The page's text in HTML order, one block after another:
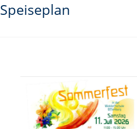
Speiseplan